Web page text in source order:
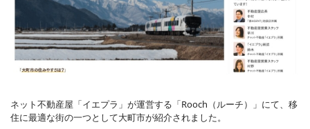
ネット不動産屋「イエプラ」が運営する「Rooch（ルーチ）」にて、移
住に最適な街の一つとして大町市が紹介されました。